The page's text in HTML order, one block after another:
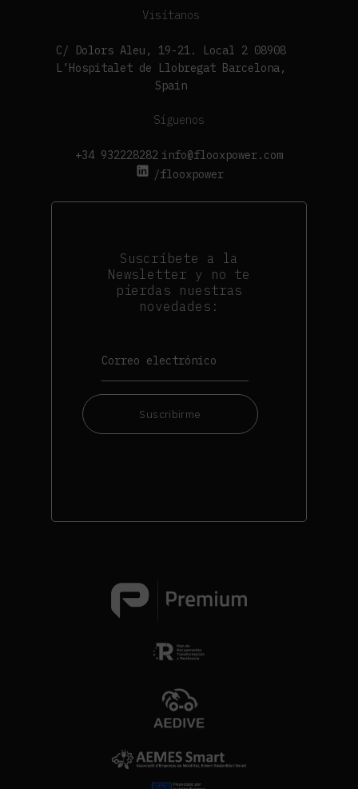
Visítanos
C/ Dolors Aleu, 19-21. Local 2 08908
L’Hospitalet de Llobregat Barcelona,
Spain
Síguenos
+34 932228282 info@flooxpower.com
/flooxpower
Suscríbete a la
Newsletter y no te
pierdas nuestras
novedades:
Suscribirme